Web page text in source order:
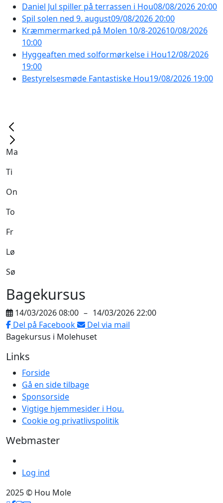
Daniel Jul spiller på terrassen i Hou08/08/2026 20:00
Spil solen ned 9. august09/08/2026 20:00
Kræmmermarked på Molen 10/8-202610/08/2026
10:00
Hyggeaften med solformørkelse i Hou12/08/2026
19:00
Bestyrelsesmøde Fantastiske Hou19/08/2026 19:00
Ma
Ti
On
To
Fr
Lø
Sø
Bagekursus
14/03/2026 08:00 – 14/03/2026 22:00
Del på Facebook
Del via mail
Bagekursus i Molehuset
Links
Forside
Gå en side tilbage
Sponsorside
Vigtige hjemmesider i Hou.
Cookie og privatlivspolitik
Webmaster
Log ind
2025 © Hou Mole